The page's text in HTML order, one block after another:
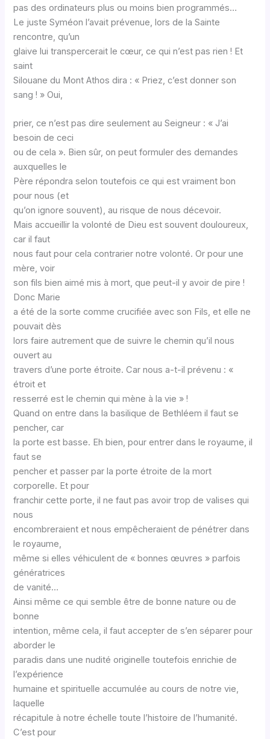
pas des ordinateurs plus ou moins bien programmés…
Le juste Syméon l’avait prévenue, lors de la Sainte
rencontre, qu’un
glaive lui transpercerait le cœur, ce qui n’est pas rien ! Et
saint
Silouane du Mont Athos dira : « Priez, c’est donner son
sang ! » Oui,
prier, ce n’est pas dire seulement au Seigneur : « J’ai
besoin de ceci
ou de cela ». Bien sûr, on peut formuler des demandes
auxquelles le
Père répondra selon toutefois ce qui est vraiment bon
pour nous (et
qu’on ignore souvent), au risque de nous décevoir.
Mais accueillir la volonté de Dieu est souvent douloureux,
car il faut
nous faut pour cela contrarier notre volonté. Or pour une
mère, voir
son fils bien aimé mis à mort, que peut-il y avoir de pire !
Donc Marie
a été de la sorte comme crucifiée avec son Fils, et elle ne
pouvait dès
lors faire autrement que de suivre le chemin qu’il nous
ouvert au
travers d’une porte étroite. Car nous a-t-il prévenu : «
étroit et
resserré est le chemin qui mène à la vie » !
Quand on entre dans la basilique de Bethléem il faut se
pencher, car
la porte est basse. Eh bien, pour entrer dans le royaume, il
faut se
pencher et passer par la porte étroite de la mort
corporelle. Et pour
franchir cette porte, il ne faut pas avoir trop de valises qui
nous
encombreraient et nous empêcheraient de pénétrer dans
le royaume,
même si elles véhiculent de « bonnes œuvres » parfois
génératrices
de vanité…
Ainsi même ce qui semble être de bonne nature ou de
bonne
intention, même cela, il faut accepter de s’en séparer pour
aborder le
paradis dans une nudité originelle toutefois enrichie de
l’expérience
humaine et spirituelle accumulée au cours de notre vie,
laquelle
récapitule à notre échelle toute l’histoire de l’humanité.
C’est pour